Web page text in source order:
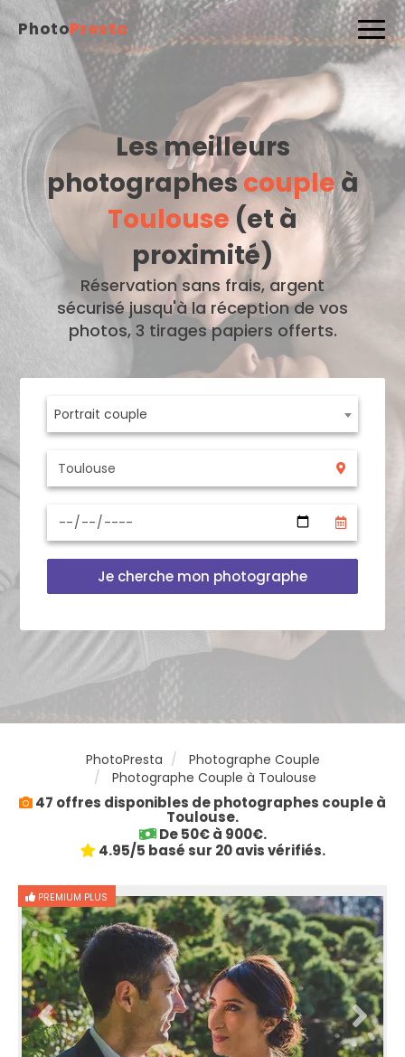
PhotoPresta
Les meilleurs
photographescoupleà
Toulouse(et à
proximité)
Réservation sans frais, argent
sécurisé jusqu'à la réception de vos
photos, 3 tirages papiers offerts.
Portrait couple
Je cherche mon photographe
PhotoPresta
Photographe Couple
Photographe Couple à Toulouse
47 offres disponibles de photographes couple à
Toulouse.
De 50€ à 900€.
4.95/5 basé sur 20 avis vérifiés.
PREMIUM PLUS